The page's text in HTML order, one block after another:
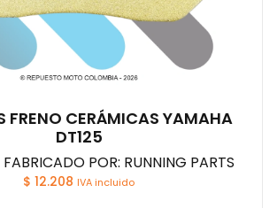
FRENO CERÁMICAS YAMAHA
DT125
FABRICADO POR: RUNNING PARTS
$ 12.208 IVA incluido